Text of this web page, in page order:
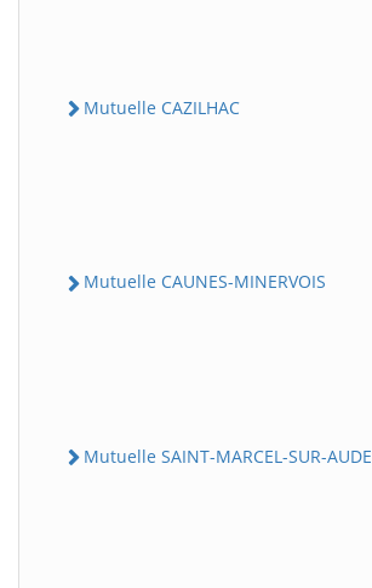
Mutuelle CAZILHAC
Mutuelle CAUNES-MINERVOIS
Mutuelle SAINT-MARCEL-SUR-AUDE